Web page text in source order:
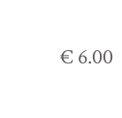
€ 6.00